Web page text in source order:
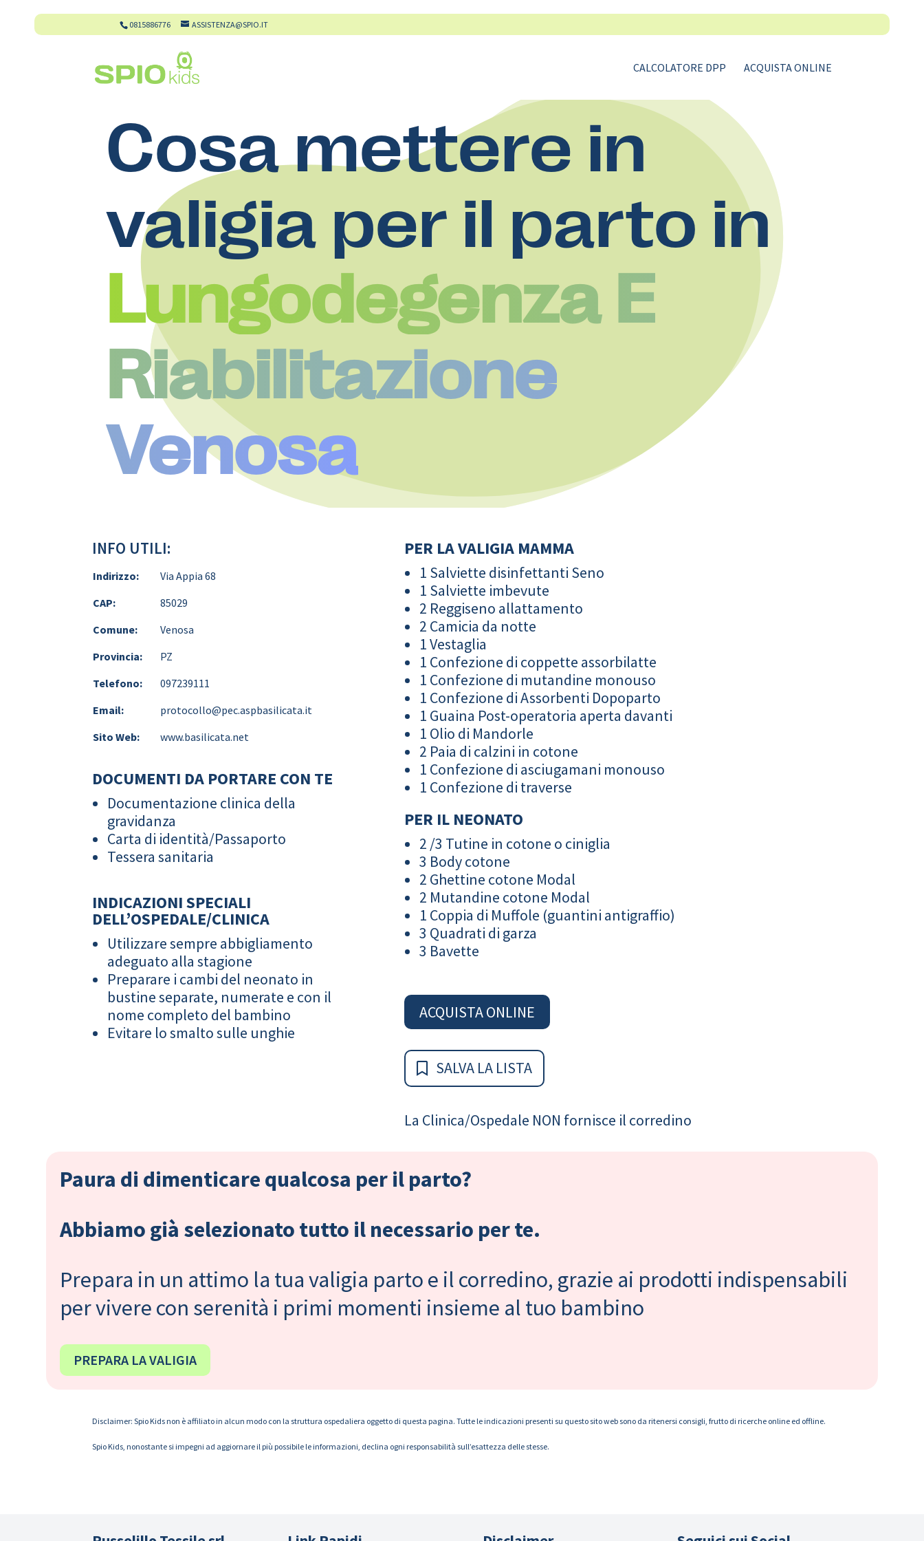
0815886776 ASSISTENZA@SPIO.IT
CALCOLATORE DPP ACQUISTA ONLINE
Cosa mettere in
valigia per il parto in
Lungodegenza E
Riabilitazione
Venosa
INFO UTILI:
Indirizzo:
Via Appia 68
CAP:
85029
Comune:
Venosa
Provincia:
PZ
Telefono:
097239111
Email:
protocollo@pec.aspbasilicata.it
Sito Web:
www.basilicata.net
DOCUMENTI DA PORTARE CON TE
Documentazione clinica della
gravidanza
Carta di identità/Passaporto
Tessera sanitaria
INDICAZIONI SPECIALI
DELL’OSPEDALE/CLINICA
Utilizzare sempre abbigliamento
adeguato alla stagione
Preparare i cambi del neonato in
bustine separate, numerate e con il
nome completo del bambino
Evitare lo smalto sulle unghie
PER LA VALIGIA MAMMA
1 Salviette disinfettanti Seno
1 Salviette imbevute
2 Reggiseno allattamento
2 Camicia da notte
1 Vestaglia
1 Confezione di coppette assorbilatte
1 Confezione di mutandine monouso
1 Confezione di Assorbenti Dopoparto
1 Guaina Post-operatoria aperta davanti
1 Olio di Mandorle
2 Paia di calzini in cotone
1 Confezione di asciugamani monouso
1 Confezione di traverse
PER IL NEONATO
2 /3 Tutine in cotone o ciniglia
3 Body cotone
2 Ghettine cotone Modal
2 Mutandine cotone Modal
1 Coppia di Muffole (guantini antigraffio)
3 Quadrati di garza
3 Bavette
ACQUISTA ONLINE
SALVA LA LISTA
La Clinica/Ospedale NON fornisce il corredino
Paura di dimenticare qualcosa per il parto?
Abbiamo già selezionato tutto il necessario per te.
Prepara in un attimo la tua valigia parto e il corredino, grazie ai prodotti indispensabili
per vivere con serenità i primi momenti insieme al tuo bambino
PREPARA LA VALIGIA
Disclaimer: Spio Kids non è affiliato in alcun modo con la struttura ospedaliera oggetto di questa pagina. Tutte le indicazioni presenti su questo sito web sono da ritenersi consigli, frutto di ricerche online ed offline.
Spio Kids, nonostante si impegni ad aggiornare il più possibile le informazioni, declina ogni responsabilità sull’esattezza delle stesse.